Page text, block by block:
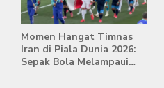
Momen Hangat Timnas
Iran di Piala Dunia 2026:
Sepak Bola Melampaui